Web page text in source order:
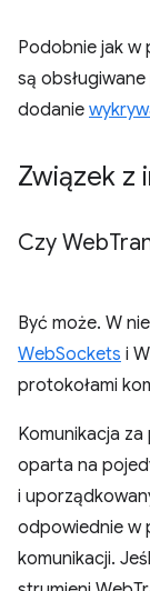
Podobnie jak w
są
dodanie
Związek z
Czy Web
Być może. W
WebSockets i
protokołami
Komunikacja
oparta na
i
odpowiednie w
komunikacji.